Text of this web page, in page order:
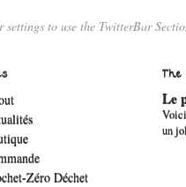
to use the TwitterBar
Zéro Déchet
Le
un